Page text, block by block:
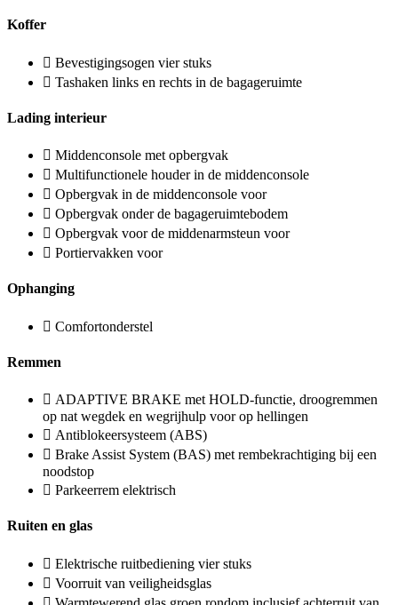
Koffer
Bevestigingsogen vier stuks
Tashaken links en rechts in de bagageruimte
Lading interieur
Middenconsole met opbergvak
Multifunctionele houder in de middenconsole
Opbergvak in de middenconsole voor
Opbergvak onder de bagageruimtebodem
Opbergvak voor de middenarmsteun voor
Portiervakken voor
Ophanging
Comfortonderstel
Remmen
ADAPTIVE BRAKE met HOLD-functie, droogremmen
op nat wegdek en wegrijhulp voor op hellingen
Antiblokeersysteem (ABS)
Brake Assist System (BAS) met rembekrachtiging bij een
noodstop
Parkeerrem elektrisch
Ruiten en glas
Elektrische ruitbediening vier stuks
Voorruit van veiligheidsglas